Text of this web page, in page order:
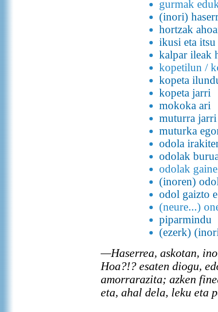
gurmak
(inori)
hortzak
ikusi eta
kalpar ileak
kopetilun /
kopeta
kopeta jarri
mokoka ari
muturra jarri
muturka
odola
odolak
odolak
(inoren)
odol gaizto
(neure...)
piparmindu
(ezerk)
—Haserrea, askotan,
Hoa?!? esaten diogu,
amorrarazita; azken
eta, ahal dela, leku eta